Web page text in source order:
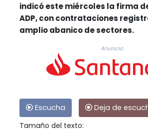
indicó este miércoles la firma
ADP, con contrataciones
amplio abanico de sectores.
Anuncio
Escucha
Deja de
Tamaño del texto: